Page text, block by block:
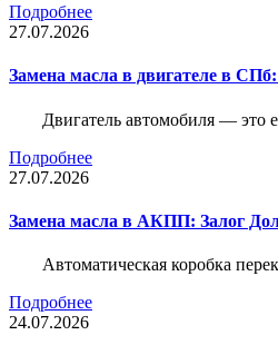
Подробнее
27.07.2026
Замена масла в двигателе в
Двигатель автомобиля — это
Подробнее
27.07.2026
Замена масла в АКПП: Залог
Автоматическая коробка
Подробнее
24.07.2026